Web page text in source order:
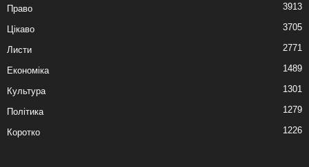
Право 3913
Цікаво 3705
Листи 2771
Економіка 1489
Культура 1301
Політика 1279
Коротко 1226